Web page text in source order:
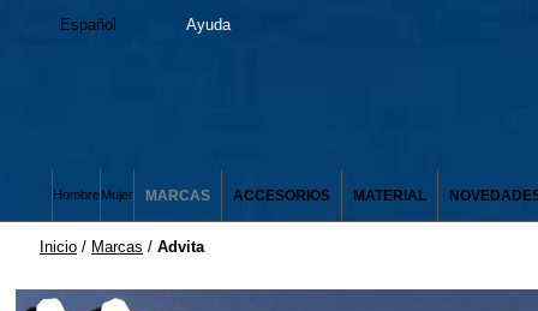
Español Ayuda
HombreMujer MARCAS ACCESORIOS MATERIAL
Inicio / Marcas / Advita